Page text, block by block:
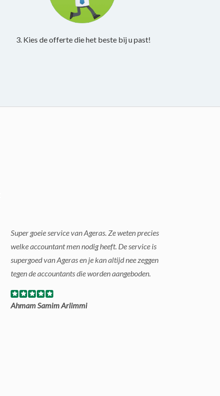
3. Kies de offerte die het beste bij u past!
Super goeie service van Ageras. Ze weten precies
welke accountant men nodig heeft. De service is
supergoed van Ageras en je kan altijd nee zeggen
tegen de accountants die worden aangeboden.
Ahmam Samim Arlimmi